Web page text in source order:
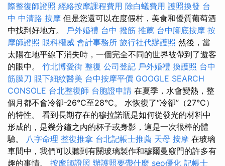
際整復師證照 經絡按摩課程費用 除白蟻費用 護照換發 台
中 中清路 按摩 但是您還可以在度假村，美食和優質葡萄酒
中找到好地方。 戶外婚禮 台中 撥筋 推薦 台中腳底按摩 按
摩師證照 眼科權威 會計事務所 旅行社代辦護照 然後，當
太陽在地平線下消失時，一個完全不同的世界被帶到了遊客
的眼中。 竹北博愛街 整復 公司登記 戶外婚禮 換護照 台中
筋膜刀 眼下細紋醫美 台中按摩平價 GOOGLE SEARCH
CONSOLE 台北整復師 台胞證申請 在夏季，水會變熱，整
個月都不會冷卻-26°C至28°C。 水恢復了“冷卻”（27°C）
的特性。 看到長期存在的穆拉諾瓶是如何從發光的材料中
形成的，是幾分鐘之內的杯子或身影，這是一次很棒的體
驗。 八字命理 整復推拿 台北記帳士推薦 天母 按摩 在玻璃
車間中，我們可以聽到有關玻璃製作和穆爾曼竅門的許多有
趣的事情。 按摩師證照 辦護照要帶什麼 seo優化 記帳士